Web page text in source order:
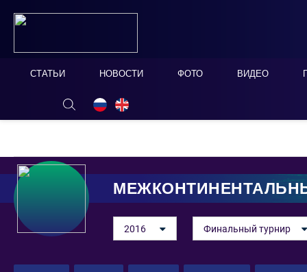
СТАТЬИ НОВОСТИ ФОТО ВИДЕО
ОНЛАЙН ТАБЛО СКРЫТЬ
2016 Финальный турнир